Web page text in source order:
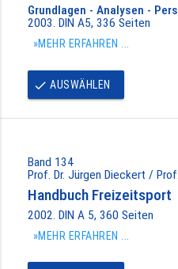
Grundlagen - Analysen -
2003. DIN A5, 336 Seiten
»MEHR ERFAHREN ...
done AUSWÄHLEN
Band 134
Prof. Dr. Jürgen Dieckert /
Handbuch Freizeitsport
2002. DIN A 5, 360 Seiten
»MEHR ERFAHREN ...